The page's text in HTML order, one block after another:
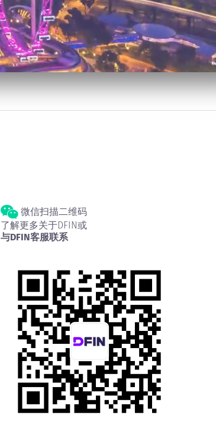
微信扫描二维码
了解更多关于DFIN或
与DFIN客服联系